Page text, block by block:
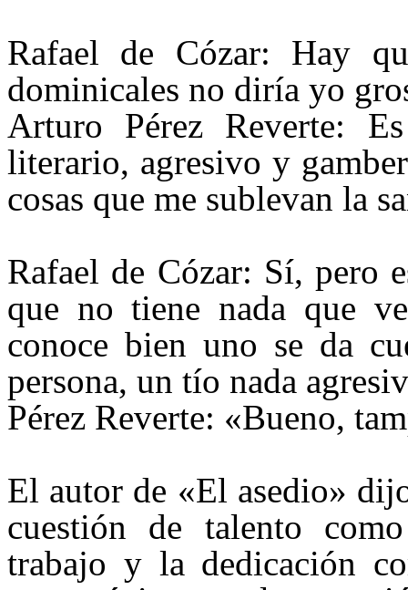
Rafael de Cózar: Hay
dominicales no diría yo
Arturo Pérez Reverte:
literario, agresivo y
cosas que me sublevan la
Rafael de Cózar: Sí, pero
que no tiene nada que
conoce bien uno se da
persona, un tío nada
Pérez Reverte: «Bueno,
El autor de «El asedio»
cuestión de talento
trabajo y la dedicación